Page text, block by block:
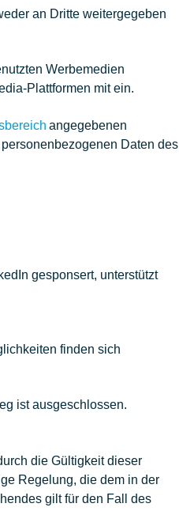
an Dritte weitergegeben
Werbemedien
Plattformen mit ein.
angegebenen
Daten des
gesponsert, unterstützt
finden sich
ist ausgeschlossen.
die Gültigkeit dieser
Regelung, die dem in der
gilt für den Fall des